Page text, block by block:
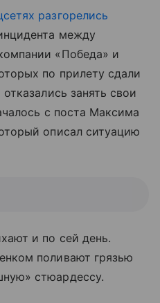
разгорелись
между
«Победа» и
по прилету сдали
занять свои
с поста Максима
описал ситуацию
и по сей день.
поливают грязью
стюардессу.